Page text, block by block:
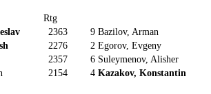
Rtg
2363 9 Bazilov, Arman
2276 2 Egorov, Evgeny
2357 6 Suleymenov, Alisher
2154 4 Kazakov, Konstantin